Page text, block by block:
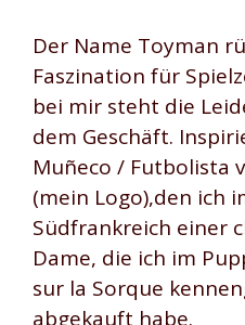
Der Name Toyman
Faszination für
bei mir steht die
dem Geschäft.
Muñeco / Futbolista
(mein Logo),den ich
Südfrankreich einer
Dame, die ich im
sur la Sorque
abgekauft habe.